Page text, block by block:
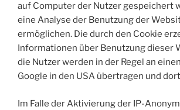
auf Computer der Nutzer gespeichert
eine Analyse der Benutzung der
ermöglichen. Die durch den Cookie
Informationen über Benutzung dieser
die Nutzer werden in der Regel an
Google in den USA übertragen und
Im Falle der Aktivierung der IP-